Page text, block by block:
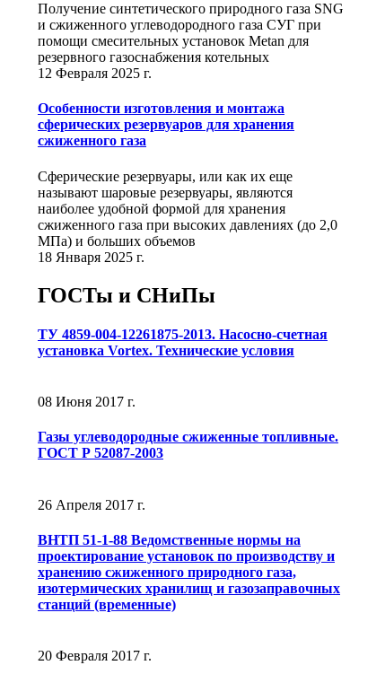
Получение синтетического природного газа SNG
и сжиженного углеводородного газа СУГ при
помощи смесительных установок Metan для
резервного газоснабжения котельных
12 Февраля 2025 г.
Особенности изготовления и монтажа
сферических резервуаров для хранения
сжиженного газа
Сферические резервуары, или как их еще
называют шаровые резервуары, являются
наиболее удобной формой для хранения
сжиженного газа при высоких давлениях (до 2,0
МПа) и больших объемов
18 Января 2025 г.
ГОСТы и СНиПы
ТУ 4859-004-12261875-2013. Насосно-счетная
установка Vortex. Технические условия
08 Июня 2017 г.
Газы углеводородные сжиженные топливные.
ГОСТ Р 52087-2003
26 Апреля 2017 г.
ВНТП 51-1-88 Ведомственные нормы на
проектирование установок по производству и
хранению сжиженного природного газа,
изотермических хранилищ и газозаправочных
станций (временные)
20 Февраля 2017 г.